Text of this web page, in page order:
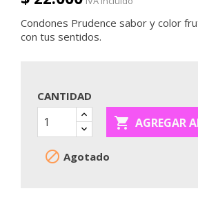
Condones Prudence sabor y color
con tus sentidos.
CANTIDAD
 AGREGAR
 Agotado